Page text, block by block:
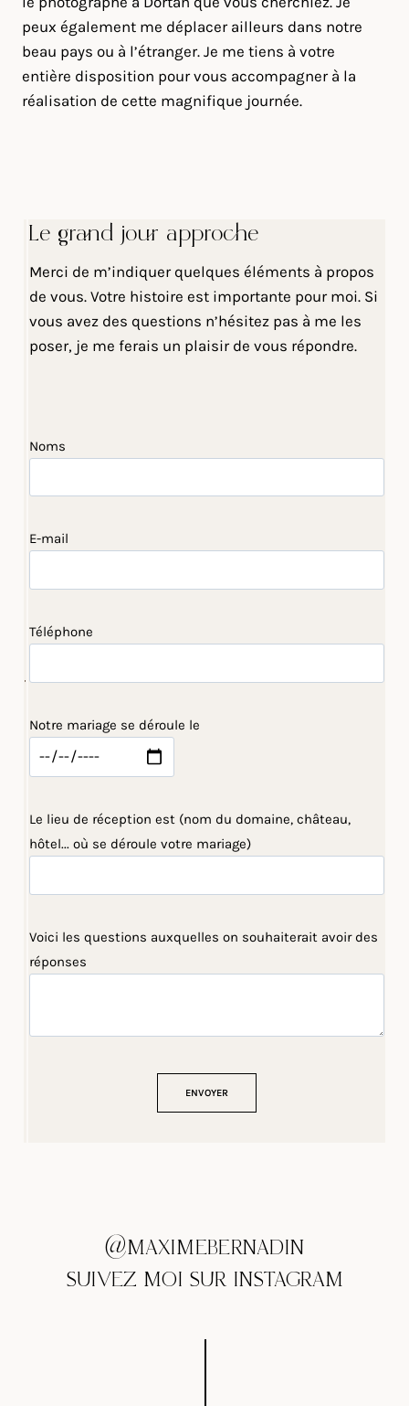
peux également me déplacer ailleurs dans notre
beau pays ou à l’étranger. Je me tiens à votre
entière disposition pour vous accompagner à la
réalisation de cette magnifique journée.
Le grand jour approche
Merci de m’indiquer quelques éléments à propos
de vous. Votre histoire est importante pour moi. Si
vous avez des questions n’hésitez pas à me les
poser, je me ferais un plaisir de vous répondre.
Noms
E-mail
Téléphone
Notre mariage se déroule le
Le lieu de réception est (nom du domaine, château,
hôtel... où se déroule votre mariage)
Voici les questions auxquelles on souhaiterait avoir des
réponses
@MAXIMEBERNADIN
SUIVEZ MOI SUR INSTAGRAM